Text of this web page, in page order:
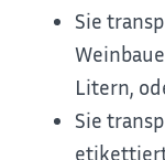
Sie
Litern,
Sie